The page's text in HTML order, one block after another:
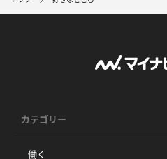
カテゴリー
働く